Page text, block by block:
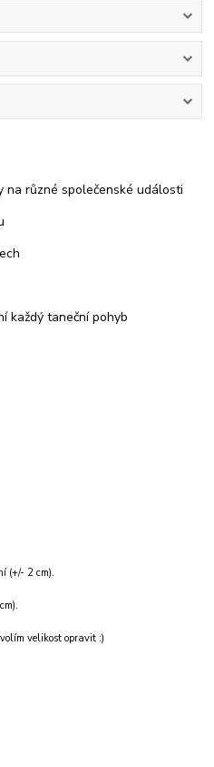
různé společenské události
každý taneční pohyb
(+/- 2 cm).
velikost opravit :)